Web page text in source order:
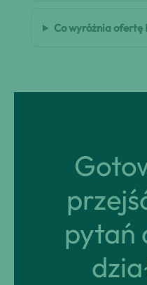
Co wyróżnia ofertę
pytań